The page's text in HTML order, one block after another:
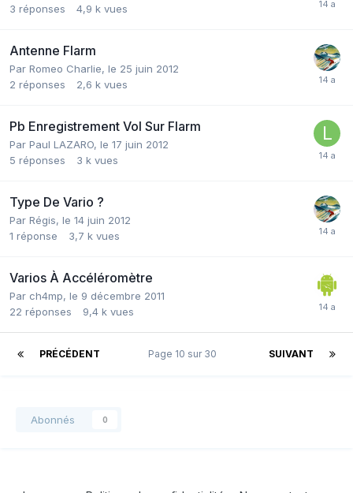
3 réponses 4,9 k vues
Antenne Flarm
Par Romeo Charlie, le 25 juin 2012
2 réponses 2,6 k vues
Pb Enregistrement Vol Sur Flarm
Par Paul LAZARO, le 17 juin 2012
5 réponses 3 k vues
Type De Vario ?
Par Régis, le 14 juin 2012
1 réponse 3,7 k vues
Varios À Accéléromètre
Par ch4mp, le 9 décembre 2011
22 réponses 9,4 k vues
PRÉCÉDENT SUIVANT
Page 10 sur 30
Abonnés 0